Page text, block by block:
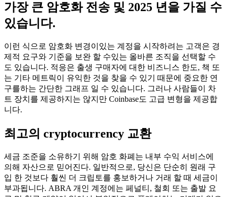
가장 큰 암호화 전송 및 2025 년을 가질 수
있습니다.
이런 식으로 암호화 변경이있는 계정을 시작하려는 고객은 경
제적 요구와 기준을 보완 할 수있는 올바른 조직을 선택할 수
도 있습니다. 적응은 출생 구매자에 대한 비즈니스 한도, 책 또
는 기타 메트릭이 유익한 것을 찾을 수 있기 때문에 중요한 연
구를하는 간단한 그래프 일 수 있습니다. 그러나 사람들이 차
트 장치를 제공하지는 않지만 Coinbase도 고급 변형을 제공합
니다.
최고의 cryptocurrency 교환
세금 조준을 소유하기 위해 암호 화폐는 내부 수익 서비스에
의해 자산으로 믿어진다. 일반적으로, 당신은 단순히 원래 구
입 한 것보다 훨씬 더 크립토를 홍보하거나 거래 할 때 세금이
부과됩니다. ABRA 개인 계정에는 페널티, 철회 또는 출발 요